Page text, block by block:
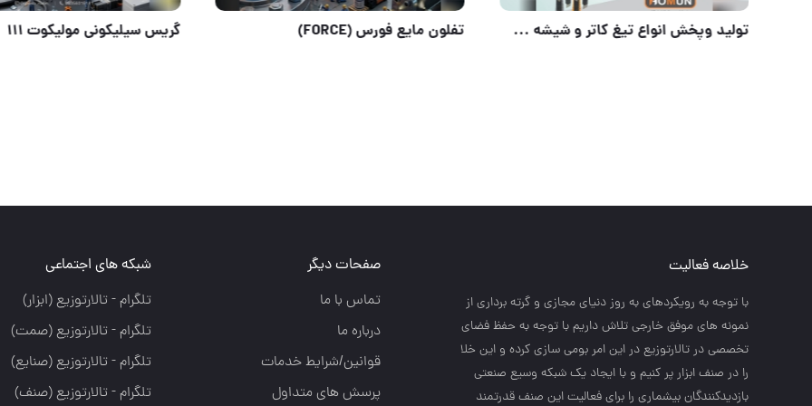
تولید وپخش انواع تیغ کاتر و شیشه پاکن تفلون مایع فورس (FORCE)
خلاصه فعالیت
با توجه به رويكردهاي به روز دنياي مجازي و گرته برداري از
نمونه هاي موفق خارجي تلاش داريم با توجه به حفظ فضاي
تخصصي در تالارتوزيع در اين امر بومي سازي كرده و اين خلا
را در صنف ابزار پر كنيم و با ايجاد يك شبكه وسيع صنعتي
بازديدكنندگان بيشماري را براي فعاليت اين صنف قدرتمند
صفحات دیگر
تماس با ما
درباره ما
قوانین/شرایط خدمات
پرسش های متداول
شبکه های اجتماعی
تلگرام - تالارتوزيع (ابزار)
تلگرام - تالارتوزيع (صمت)
تلگرام - تالارتوزيع (صنايع)
تلگرام - تالارتوزیع (صنف)